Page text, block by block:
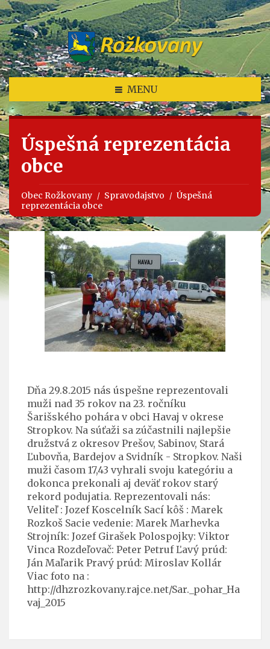
MENU
Úspešná reprezentácia
obce
Obec Rožkovany Spravodajstvo
Úspešná
reprezentácia obce
Dňa 29.8.2015 nás úspešne reprezentovali
muži nad 35 rokov na 23. ročníku
Šarišského pohára v obci Havaj v okrese
Stropkov. Na súťaži sa zúčastnili najlepšie
družstvá z okresov Prešov, Sabinov, Stará
Ľubovňa, Bardejov a Svidník - Stropkov. Naši
muži časom 17,43 vyhrali svoju kategóriu a
dokonca prekonali aj deväť rokov starý
rekord podujatia. Reprezentovali nás:
Veliteľ : Jozef Koscelník Sací kôš : Marek
Rozkoš Sacie vedenie: Marek Marhevka
Strojník: Jozef Girašek Polospojky: Viktor
Vinca Rozdeľovač: Peter Petruf Ľavý prúd:
Ján Maľarik Pravý prúd: Miroslav Kollár
Viac foto na :
http://dhzrozkovany.rajce.net/Sar._pohar_Ha
vaj_2015